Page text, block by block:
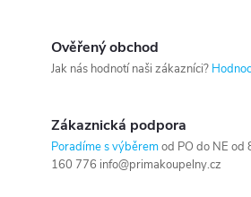
Ověřený obchod
Jak nás hodnotí naši zákazníci?
Zákaznická podpora
Poradíme s výběremod PO do NE
160 776 info@primakoupelny.cz